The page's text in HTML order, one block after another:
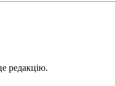
редакцію.